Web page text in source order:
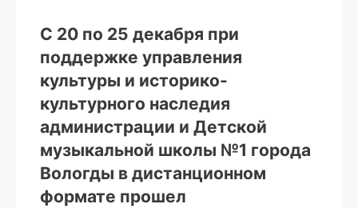
С 20 по 25 декабря при
поддержке управления
культуры и историко-
культурного наследия
администрации и Детской
музыкальной школы №1 города
Вологды в дистанционном
формате прошел